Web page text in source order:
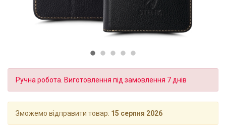
Ручна робота. Виготовлення під замовлення 7 днів
Зможемо відправити товар: 15 серпня 2026